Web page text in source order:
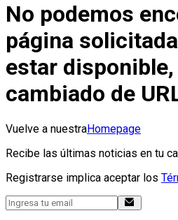
No podemos
página
estar
cambiado de
Vuelve a nuestraHomepage
Recibe las últimas noticias en tu
Registrarse implica aceptar los